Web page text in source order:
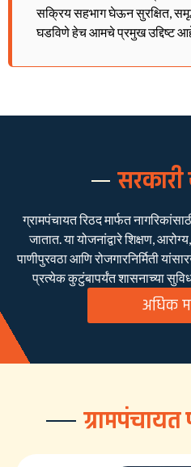
सक्रिय सहभाग घेऊन सुरक्षित,
घडविणे हेच आमचे प्रमुख उद्दिष्ट
ग्रामपंचायत रिठद मार्फत
जातात. या योजनांद्वारे शिक्षण,
पाणीपुरवठा आणि रोजगारनिर्मिती
प्रत्येक कुटुंबापर्यंत शासनाच्या
अधिक
ग्रामपंचायत